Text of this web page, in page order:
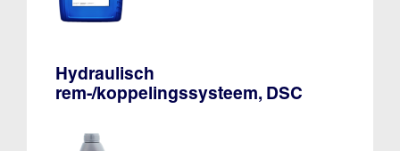
Hydraulisch
rem-/koppelingssysteem, DSC